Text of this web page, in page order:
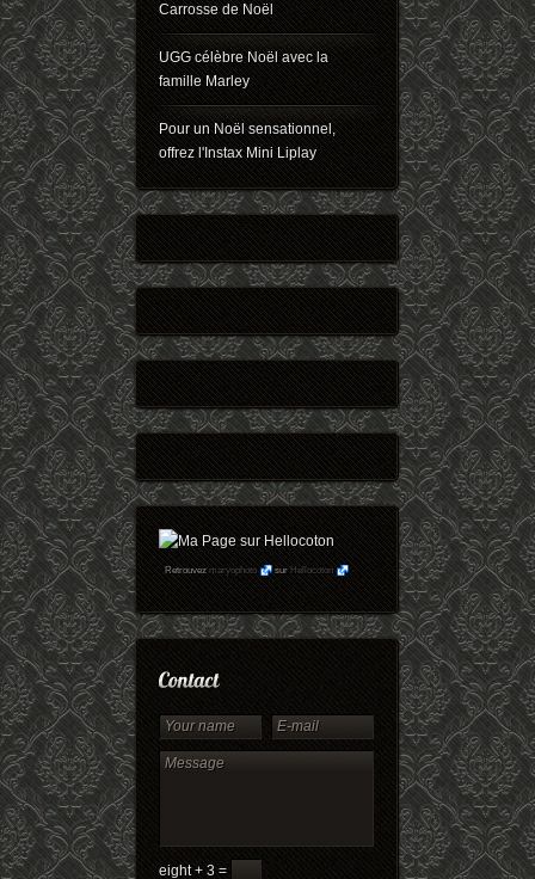
Carrosse de Noël
UGG célèbre Noël avec la
famille Marley
Pour un Noël sensationnel,
offrez l'Instax Mini Liplay
Retrouvezmaryophoto surHellocoton
eight + 3 =